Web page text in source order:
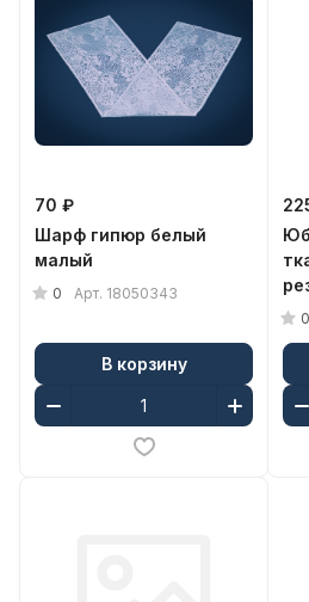
70 ₽
Шарф гипюр белый
малый
0 Арт. 18050343
В корзину
0